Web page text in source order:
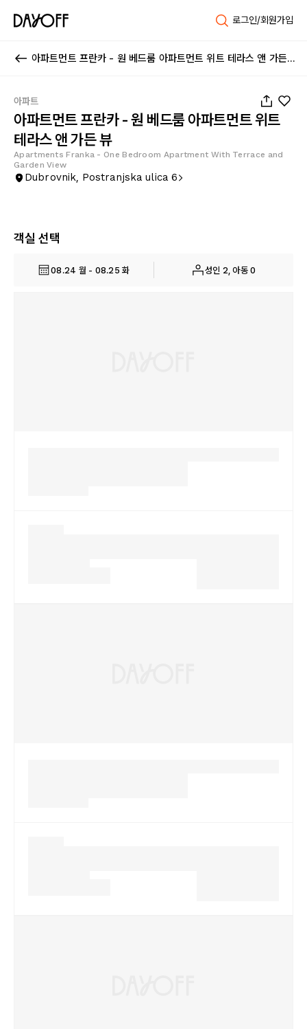
로그인/회원가입
아파트먼트 프란카 - 원 베드룸 아파트먼트 위트 테라스 앤 가든 뷰
아파트
아파트먼트 프란카 - 원 베드룸 아파트먼트 위트
테라스 앤 가든 뷰
Apartments Franka - One Bedroom Apartment With Terrace and
Garden View
Dubrovnik, Postranjska ulica 6
객실 선택
08.24 월 - 08.25 화 성인 2, 아동 0